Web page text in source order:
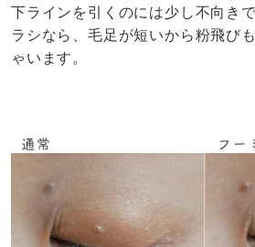
下ラインを引くのには少し不向き
ラシなら、毛足が短いから粉飛び
ゃいます。